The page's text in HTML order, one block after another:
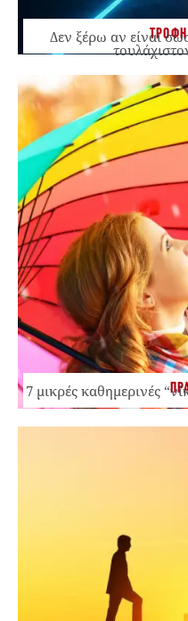
Δεν ξέρω αν είναι
7 μικρές καθημερινές